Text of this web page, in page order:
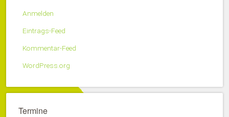
Anmelden
Eintrags-Feed
Kommentar-Feed
WordPress.org
Termine